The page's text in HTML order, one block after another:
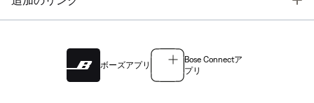
ボーズアプリ
Bose Connectア
プリ